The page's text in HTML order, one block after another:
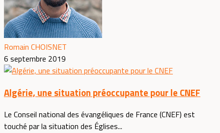
Romain CHOISNET
6 septembre 2019
Algérie, une situation préoccupante pour le CNEF
Le Conseil national des évangéliques de France (CNEF) est
touché par la situation des Églises...